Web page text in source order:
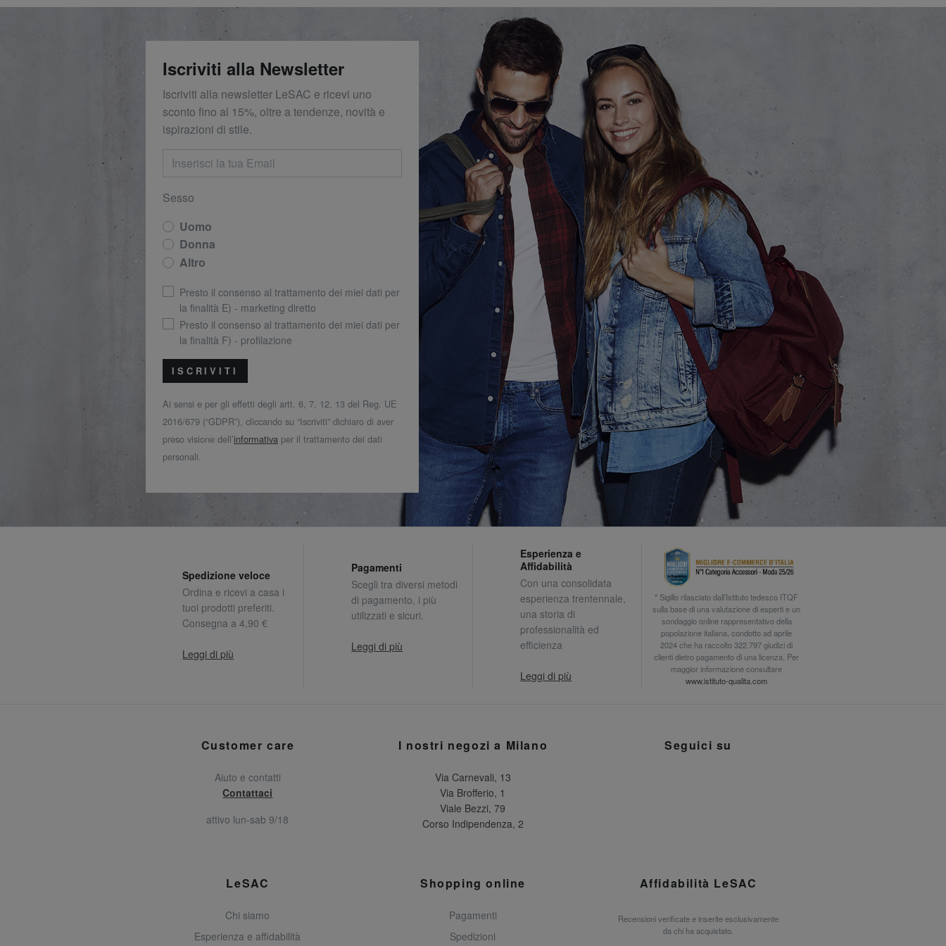
Iscriviti alla Newsletter
Iscriviti alla newsletter LeSAC e ricevi uno
sconto fino al 15%, oltre a tendenze, novità e
ispirazioni di stile.
Sesso
Uomo
Donna
Altro
Presto il consenso al trattamento dei miei dati per
la finalità E) - marketing diretto
Presto il consenso al trattamento dei miei dati per
la finalità F) - profilazione
ISCRIVITI
Ai sensi e per gli effetti degli artt. 6, 7, 12, 13 del Reg. UE
2016/679 (“GDPR”), cliccando su “Iscriviti” dichiaro di aver
preso visione dell’informativa per il trattamento dei dati
personali.
Spedizione veloce
Ordina e ricevi a casa i
tuoi prodotti preferiti.
Consegna a 4,90 €
Leggi di più
Pagamenti
Scegli tra diversi metodi
di pagamento, i più
utilizzati e sicuri.
Leggi di più
Esperienza e
Affidabilità
Con una consolidata
esperienza trentennale,
una storia di
professionalità ed
efficienza
Leggi di più
* Sigillo rilasciato dall’Istituto tedesco ITQF
sulla base di una valutazione di esperti e un
sondaggio online rappresentativo della
popolazione italiana, condotto ad aprile
2024 che ha raccolto 322.797 giudizi di
clienti dietro pagamento di una licenza. Per
maggior informazione consultare
www.istituto-qualita.com
Customer care
Aiuto e contatti
Contattaci
attivo lun-sab 9/18
I nostri negozi a Milano
Via Carnevali, 13
Via Brofferio, 1
Viale Bezzi, 79
Corso Indipendenza, 2
Seguici su
LeSAC
Chi siamo
Esperienza e affidabilità
Shopping online
Pagamenti
Spedizioni
Affidabilità LeSAC
Recensioni verificate e inserite esclusivamente
da chi ha acquistato.